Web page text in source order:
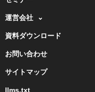
運営会社
資料ダウンロード
お問い合わせ
サイトマップ
llms.txt